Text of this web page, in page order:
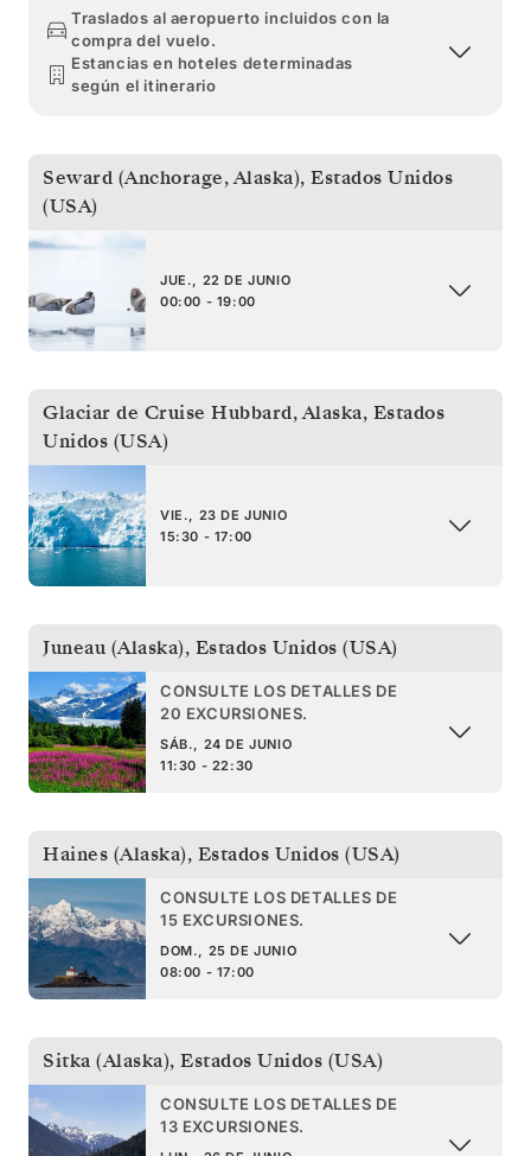
Traslados al aeropuerto incluidos con la
compra del vuelo.
Estancias en hoteles determinadas
según el itinerario
Seward (Anchorage, Alaska), Estados Unidos
(USA)
JUE., 22 DE JUNIO
00:00 - 19:00
Glaciar de Cruise Hubbard, Alaska, Estados
Unidos (USA)
VIE., 23 DE JUNIO
15:30 - 17:00
Juneau (Alaska), Estados Unidos (USA)
CONSULTE LOS DETALLES DE
20 EXCURSIONES.
SÁB., 24 DE JUNIO
11:30 - 22:30
Haines (Alaska), Estados Unidos (USA)
CONSULTE LOS DETALLES DE
15 EXCURSIONES.
DOM., 25 DE JUNIO
08:00 - 17:00
Sitka (Alaska), Estados Unidos (USA)
CONSULTE LOS DETALLES DE
13 EXCURSIONES.